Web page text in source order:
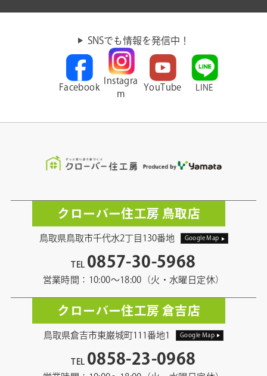
SNSでも情報を発信中！
Facebook
Instagra
m
YouTube LINE
クローバー住工房 鳥取店
鳥取県鳥取市千代水2丁目130番地 Google Map
TEL 0857-30-5968
営業時間：10:00〜18:00（火・水曜日定休）
クローバー住工房 倉吉店
鳥取県倉吉市東巌城町111番地1 Google Map
TEL 0858-23-0968